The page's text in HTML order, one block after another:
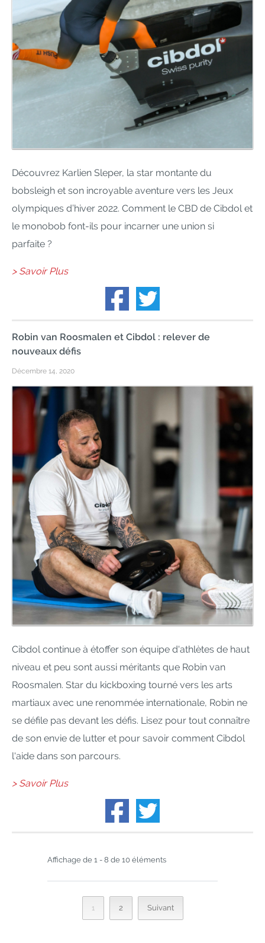
Découvrez Karlien Sleper, la star montante du
bobsleigh et son incroyable aventure vers les Jeux
olympiques d’hiver 2022. Comment le CBD de Cibdol et
le monobob font-ils pour incarner une union si
parfaite ?
> Savoir Plus
Robin van Roosmalen et Cibdol : relever de
nouveaux défis
Décembre 14, 2020
Cibdol continue à étoffer son équipe d'athlètes de haut
niveau et peu sont aussi méritants que Robin van
Roosmalen. Star du kickboxing tourné vers les arts
martiaux avec une renommée internationale, Robin ne
se défile pas devant les défis. Lisez pour tout connaître
de son envie de lutter et pour savoir comment Cibdol
l'aide dans son parcours.
> Savoir Plus
Affichage de 1 - 8 de 10 éléments
1 2 Suivant